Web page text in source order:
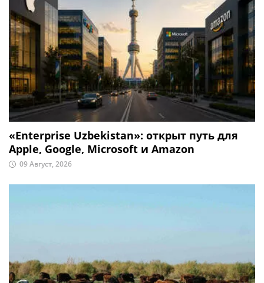
«Enterprise Uzbekistan»: открыт путь для
Apple, Google, Microsoft и Amazon
09 Август, 2026